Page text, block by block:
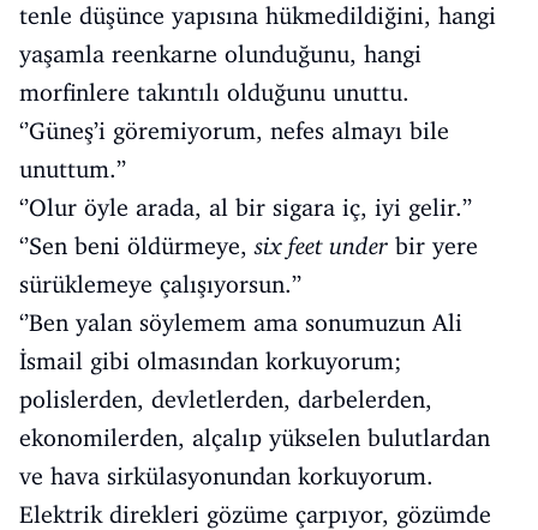
tenle düşünce yapısına hükmedildiğini, hangi
yaşamla reenkarne olunduğunu, hangi
morfinlere takıntılı olduğunu unuttu.
‘’Güneş’i göremiyorum, nefes almayı bile
unuttum.’’
‘’Olur öyle arada, al bir sigara iç, iyi gelir.’’
‘’Sen beni öldürmeye,six feet under bir yere
sürüklemeye çalışıyorsun.’’
‘’Ben yalan söylemem ama sonumuzun Ali
İsmail gibi olmasından korkuyorum;
polislerden, devletlerden, darbelerden,
ekonomilerden, alçalıp yükselen bulutlardan
ve hava sirkülasyonundan korkuyorum.
Elektrik direkleri gözüme çarpıyor, gözümde